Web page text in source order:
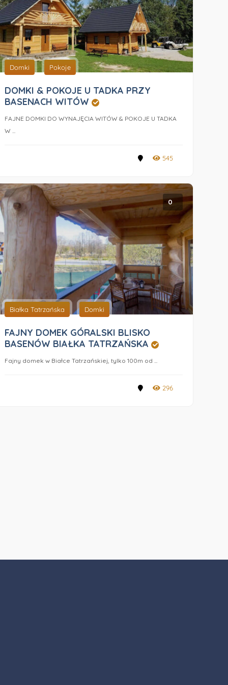
Domki Pokoje
DOMKI & POKOJE U TADKA PRZY
BASENACH WITÓW
FAJNE DOMKI DO WYNAJĘCIA WITÓW & POKOJE U TADKA
W ...
545
0
Białka Tatrzańska Domki
FAJNY DOMEK GÓRALSKI BLISKO
BASENÓW BIAŁKA TATRZAŃSKA
Fajny domek w Białce Tatrzańskiej, tylko 100m od ...
296